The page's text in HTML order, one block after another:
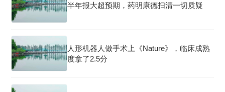
半年报大超预期，药明康德扫清一切质疑
人形机器人做手术上《Nature》，临床成熟
度拿了2.5分